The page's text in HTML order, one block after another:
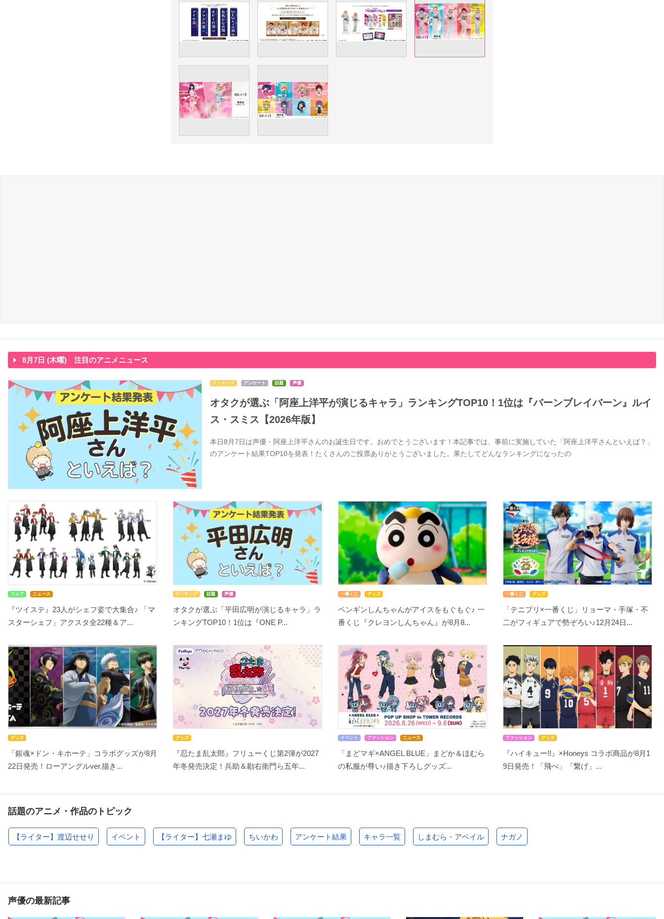
8月7日 (木曜) 注目のアニメニュース
ランキング アンケート 話題 声優
オタクが選ぶ「阿座上洋平が演じるキャラ」ランキングTOP10！1位は『バーンブレイバーン』ルイ
ス・スミス【2026年版】
本日8月7日は声優・阿座上洋平さんのお誕生日です。おめでとうございます！本記事では、事前に実施していた「阿座上洋平さんといえば？」
のアンケート結果TOP10を発表！たくさんのご投票ありがとうございました。果たしてどんなランキングになったの
フェア ニュース
『ツイステ』23人がシェフ姿で大集合♪ 「マ
スターシェフ」アクスタ全22種＆ア...
ランキング 話題 声優
オタクが選ぶ「平田広明が演じるキャラ」ラ
ンキングTOP10！1位は『ONE P...
一番くじ グッズ
ペンギンしんちゃんがアイスをもぐもぐ♪ 一
番くじ『クレヨンしんちゃん』が8月8...
一番くじ グッズ
「テニプリ×一番くじ」リョーマ・手塚・不
二がフィギュアで勢ぞろい♪12月24日...
グッズ
「銀魂×ドン・キホーテ」コラボグッズが8月
22日発売！ローアングルver.描き...
グッズ
『忍たま乱太郎』フリューくじ第2弾が2027
年冬発売決定！兵助＆勘右衛門ら五年...
イベント ファッション ニュース
「まどマギ×ANGEL BLUE」まどか＆ほむら
の私服が尊い♪描き下ろしグッズ...
ファッション グッズ
『ハイキュー!!』×Honeys コラボ商品が8月1
9日発売！「飛べ」「繋げ」...
話題のアニメ・作品のトピック
【ライター】渡辺せせり イベント 【ライター】七瀬まゆ ちいかわ アンケート結果 キャラ一覧 しまむら・アベイル ナガノ
声優の最新記事